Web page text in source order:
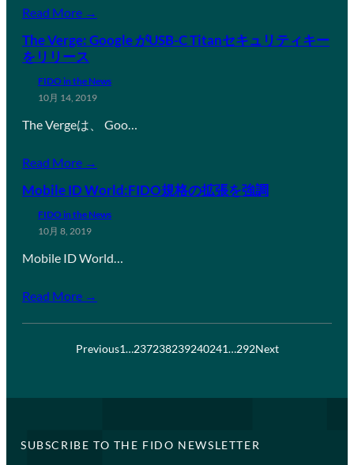
Read More →
The Verge: Google がUSB-C Titanセキュリティキー
をリリース
FIDO in the News
10月 14, 2019
The Vergeは、 Goo…
Read More →
Mobile ID World:FIDO規格の拡張を強調
FIDO in the News
10月 8, 2019
Mobile ID World…
Read More →
Previous1…237238239240241…292Next
SUBSCRIBE TO THE FIDO NEWSLETTER